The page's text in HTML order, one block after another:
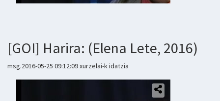
[GOI] Harira: (Elena Lete, 2016)
msg.2016-05-25 09:12:09 xurzelai-k idatzia